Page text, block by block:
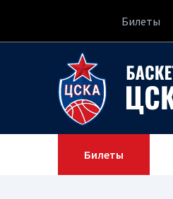
Билеты
Билеты